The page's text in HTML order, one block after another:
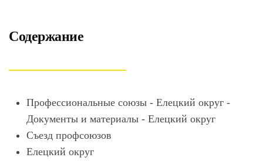
Содержание
Профессиональные союзы - Елецкий округ -
Документы и материалы - Елецкий округ
Съезд профсоюзов
Елецкий округ